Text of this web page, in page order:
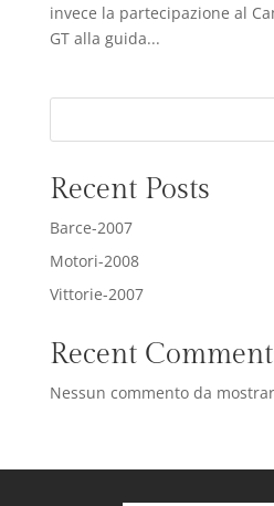
invece la partecipazione al
GT alla guida...
Recent Posts
Barce-2007
Motori-2008
Vittorie-2007
Recent
Nessun commento da